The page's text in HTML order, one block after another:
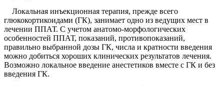
Локальная инъекционная терапия, прежде всего
глюкокортикоидами (ГК), занимает одно из ведущих мест в
лечении ППАТ. С учетом анатомо-морфологических
особенностей ППАТ, показаний, противопоказаний,
правильно выбранной дозы ГК, числа и кратности введения
можно добиться хороших клинических результатов лечения.
Возможно локальное введение анестетиков вместе с ГК и без
введения ГК.